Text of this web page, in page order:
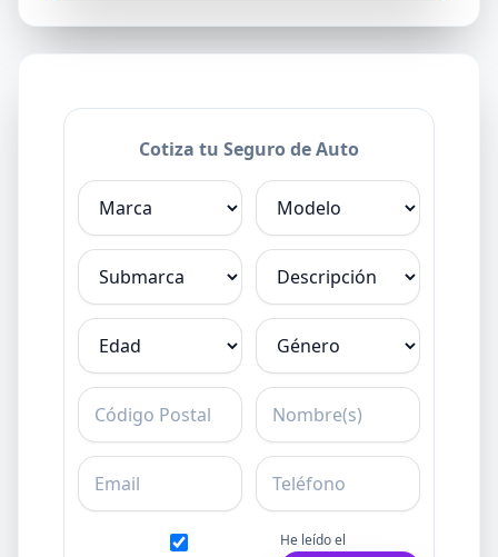
Cotiza tu Seguro de Auto
Marca
Modelo
Submarca Descripción
Edad Género
C.P. Nombre
Email Teléfono
He leído el